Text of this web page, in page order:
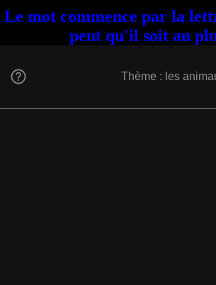
Le mot commence par la
peut qu'il soit au
Thème : les